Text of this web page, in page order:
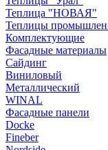
Теплица "НОВАЯ"
Теплицы
Комплектующие
Фасадные материалы
Сайдинг
Виниловый
Металлический
WINAL
Фасадные панели
Docke
Fineber